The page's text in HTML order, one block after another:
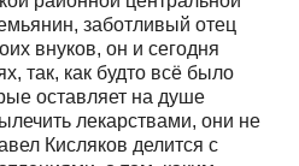
заботливый отец
внуков, он и сегодня
так, как будто всё было
оставляет на душе
лекарствами, они не
Кисляков делится с